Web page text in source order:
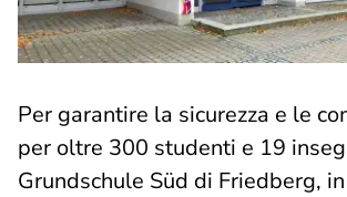
Per garantire la sicurezza e le
per oltre 300 studenti e 19
Grundschule Süd di Friedberg,